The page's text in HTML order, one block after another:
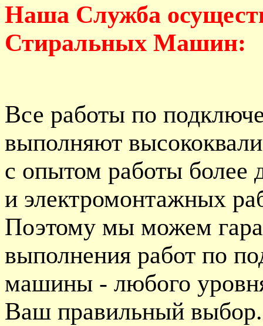
Наша Служба
Стиральных Машин:
Все работы по
выполняют
с опытом работы более
и электромонтажных
Поэтому мы можем
выполнения работ по
машины - любого
Ваш правильный выбор.